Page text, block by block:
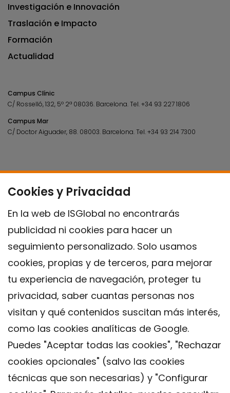
Cookies y Privacidad
En la web de ISGlobal no encontrarás
publicidad ni cookies para hacer un
seguimiento personalizado. Solo usamos
cookies, propias y de terceros, para mejorar
tu experiencia de navegación, proteger tu
privacidad, saber cuantas personas nos
visitan y qué contenidos suscitan más interés,
como las cookies analíticas de Google.
Puedes "Aceptar todas las cookies", "Rechazar
cookies opcionales" (salvo las cookies
técnicas que son necesarias) y "Configurar
Investigación e Innovación
Traslación e Impacto
Formación
Actualidad
Campus Clínic
C/ Rosselló, 132, 5º 2ª 08036. Barcelona.Tel.+34 93 227 1806
Campus Mar
C/ Doctor Aiguader, 88. 08003. Barcelona.Tel.+34 93 214 7300
Contacto